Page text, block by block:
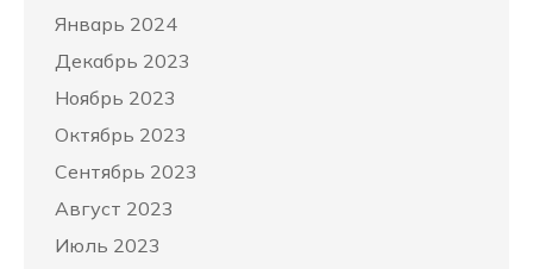
Январь 2024
Декабрь 2023
Ноябрь 2023
Октябрь 2023
Сентябрь 2023
Август 2023
Июль 2023